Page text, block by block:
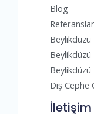
Blog
Beylikdüzü
Beylikdüzü
Beylikdüzü
Dış
İletişim